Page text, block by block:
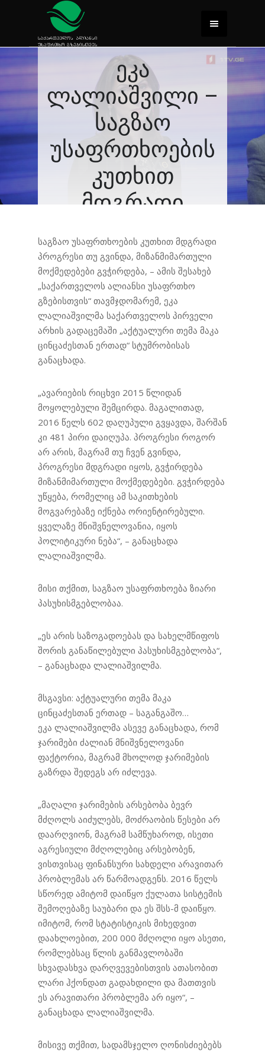
ეკა
ლალიაშვილი –
საგზაო
უსაფრთხოების
კუთხით
მდგრადი
გვინდა,
მიზანმიმართუ
ლი
მოქმედებები
გვჭირდება
საგზაო უსაფრთხოების კუთხით მდგრადი
პროგრესი თუ გვინდა, მიზანმიმართული
მოქმედებები გვჭირდება, – ამის შესახებ
„საქართველოს ალიანსი უსაფრთხო
გზებისთვის“ თავმჯდომარემ, ეკა
ლალიაშვილმა საქართველოს პირველი
არხის გადაცემაში „აქტუალური თემა მაკა
ცინცაძესთან ერთად“ სტუმრობისას
განაცხადა.
„ავარიების რიცხვი 2015 წლიდან
მოყოლებული შემცირდა. მაგალითად,
2016 წელს 602 დაღუპული გვყავდა, შარშან
კი 481 პირი დაიღუპა. პროგრესი როგორ
არ არის, მაგრამ თუ ჩვენ გვინდა,
პროგრესი მდგრადი იყოს, გვჭირდება
მიზანმიმართული მოქმედებები. გვჭირდება
უწყება, რომელიც ამ საკითხების
მოგვარებაზე იქნება ორიენტირებული.
ყველაზე მნიშვნელოვანია, იყოს
პოლიტიკური ნება“, – განაცხადა
ლალიაშვილმა.
მისი თქმით, საგზაო უსაფრთხოება ზიარი
პასუხისმგებლობაა.
„ეს არის საზოგადოებას და სახელმწიფოს
შორის განაწილებული პასუხისმგებლობა“,
– განაცხადა ლალიაშვილმა.
მსგავსი: აქტუალური თემა მაკა
ცინცაძესთან ერთად – საგანგაშო…
ეკა ლალიაშვილმა ასევე განაცხადა, რომ
ჯარიმები ძალიან მნიშვნელოვანი
ფაქტორია, მაგრამ მხოლოდ ჯარიმების
გაზრდა შედეგს არ იძლევა.
„მაღალი ჯარიმების არსებობა ბევრ
მძღოლს აიძულებს, მოძრაობის წესები არ
დაარღვიონ, მაგრამ სამწუხაროდ, ისეთი
აგრესიული მძღოლებიც არსებობენ,
ვისთვისაც ფინანსური სახდელი არავითარ
პრობლემას არ წარმოადგენს. 2016 წელს
სწორედ ამიტომ დაიწყო ქულათა სისტემის
შემოღებაზე საუბარი და ეს შსს-მ დაიწყო.
იმიტომ, რომ სტატისტიკის მიხედვით
დაახლოებით, 200 000 მძღოლი იყო ასეთი,
რომლებსაც წლის განმავლობაში
სხვადასხვა დარღვევებისთვის ათასობით
ლარი ჰქონდათ გადახდილი და მათთვის
ეს არავითარი პრობლემა არ იყო“, –
განაცხადა ლალიაშვილმა.
მისივე თქმით, სადამსჯელო ღონისძიებებს